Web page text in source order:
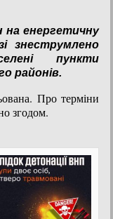
на енергетичну
знеструмлено
пункти
районів.
Про терміни
згодом.